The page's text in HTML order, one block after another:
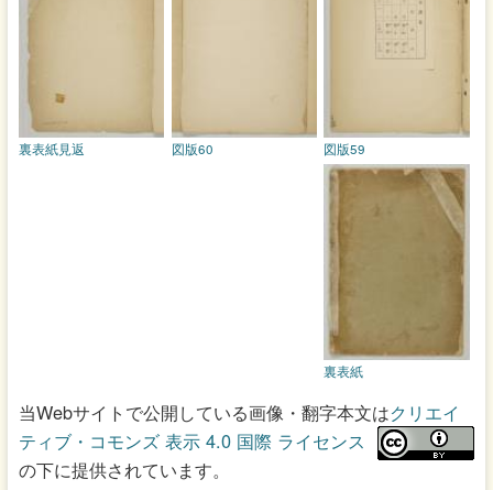
図版59
図版60
裏表紙見返
裏表紙
当Webサイトで公開している画像・翻字本文はクリエイ
ティブ・コモンズ 表示 4.0 国際 ライセンス
の下に提供されています。